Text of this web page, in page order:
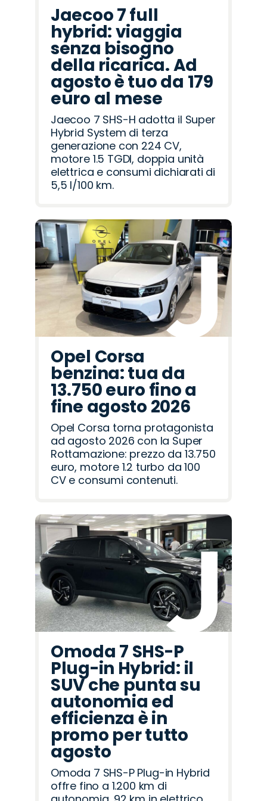
Jaecoo 7 full
hybrid: viaggia
senza bisogno
della ricarica. Ad
agosto è tuo da 179
euro al mese
Jaecoo 7 SHS-H adotta il Super
Hybrid System di terza
generazione con 224 CV,
motore 1.5 TGDI, doppia unità
elettrica e consumi dichiarati di
5,5 l/100 km.
Opel Corsa
benzina: tua da
13.750 euro fino a
fine agosto 2026
Opel Corsa torna protagonista
ad agosto 2026 con la Super
Rottamazione: prezzo da 13.750
euro, motore 1.2 turbo da 100
CV e consumi contenuti.
Omoda 7 SHS-P
Plug-in Hybrid: il
SUV che punta su
autonomia ed
efficienza è in
promo per tutto
agosto
Omoda 7 SHS-P Plug-in Hybrid
offre fino a 1.200 km di